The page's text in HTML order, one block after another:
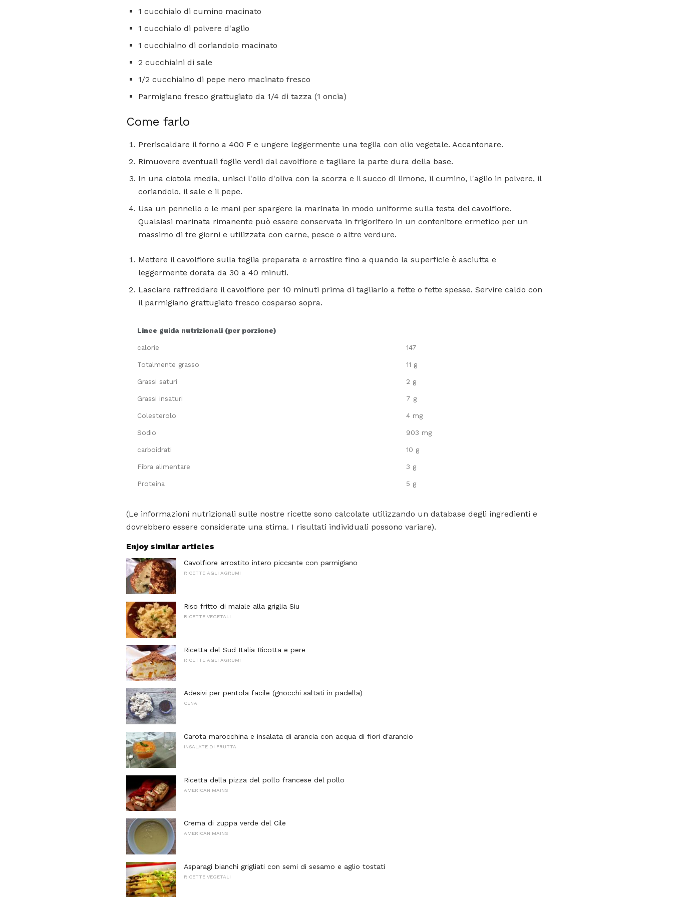
1 cucchiaio di cumino macinato
1 cucchiaio di polvere d'aglio
1 cucchiaino di coriandolo macinato
2 cucchiaini di sale
1/2 cucchiaino di pepe nero macinato fresco
Parmigiano fresco grattugiato da 1/4 di tazza (1 oncia)
Come farlo
Preriscaldare il forno a 400 F e ungere leggermente una teglia con olio vegetale. Accantonare.
Rimuovere eventuali foglie verdi dal cavolfiore e tagliare la parte dura della base.
In una ciotola media, unisci l'olio d'oliva con la scorza e il succo di limone, il cumino, l'aglio in polvere, il
coriandolo, il sale e il pepe.
Usa un pennello o le mani per spargere la marinata in modo uniforme sulla testa del cavolfiore.
Qualsiasi marinata rimanente può essere conservata in frigorifero in un contenitore ermetico per un
massimo di tre giorni e utilizzata con carne, pesce o altre verdure.
Mettere il cavolfiore sulla teglia preparata e arrostire fino a quando la superficie è asciutta e
leggermente dorata da 30 a 40 minuti.
Lasciare raffreddare il cavolfiore per 10 minuti prima di tagliarlo a fette o fette spesse. Servire caldo con
il parmigiano grattugiato fresco cosparso sopra.
Linee guida nutrizionali (per porzione)
calorie 147
Totalmente grasso 11 g
Grassi saturi 2 g
Grassi insaturi 7 g
Colesterolo 4 mg
Sodio 903 mg
carboidrati 10 g
Fibra alimentare 3 g
Proteina 5 g
(Le informazioni nutrizionali sulle nostre ricette sono calcolate utilizzando un database degli ingredienti e
dovrebbero essere considerate una stima. I risultati individuali possono variare).
Enjoy similar articles
Cavolfiore arrostito intero piccante con parmigiano
RICETTE AGLI AGRUMI
Riso fritto di maiale alla griglia Siu
RICETTE VEGETALI
Ricetta del Sud Italia Ricotta e pere
RICETTE AGLI AGRUMI
Adesivi per pentola facile (gnocchi saltati in padella)
CENA
Carota marocchina e insalata di arancia con acqua di fiori d'arancio
INSALATE DI FRUTTA
Ricetta della pizza del pollo francese del pollo
AMERICAN MAINS
Crema di zuppa verde del Cile
AMERICAN MAINS
Asparagi bianchi grigliati con semi di sesamo e aglio tostati
RICETTE VEGETALI